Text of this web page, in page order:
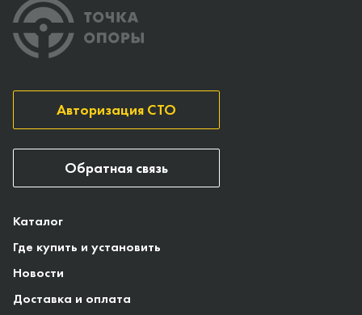
Каталог
Где купить и установить
Новости
Доставка и оплата
Авторизация СТО
Обратная связь